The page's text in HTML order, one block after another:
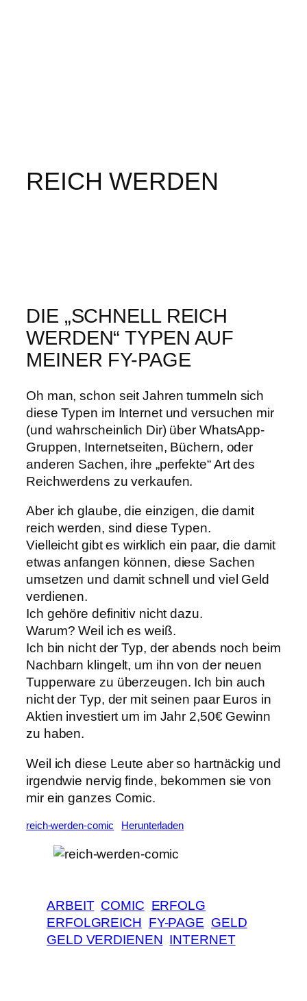
REICH WERDEN
DIE „SCHNELL REICH
WERDEN“ TYPEN AUF
MEINER FY-PAGE
Oh man, schon seit Jahren tummeln sich
diese Typen im Internet und versuchen mir
(und wahrscheinlich Dir) über WhatsApp-
Gruppen, Internetseiten, Büchern, oder
anderen Sachen, ihre „perfekte“ Art des
Reichwerdens zu verkaufen.
Aber ich glaube, die einzigen, die damit
reich werden, sind diese Typen.
Vielleicht gibt es wirklich ein paar, die damit
etwas anfangen können, diese Sachen
umsetzen und damit schnell und viel Geld
verdienen.
Ich gehöre definitiv nicht dazu.
Warum? Weil ich es weiß.
Ich bin nicht der Typ, der abends noch beim
Nachbarn klingelt, um ihn von der neuen
Tupperware zu überzeugen. Ich bin auch
nicht der Typ, der mit seinen paar Euros in
Aktien investiert um im Jahr 2,50€ Gewinn
zu haben.
Weil ich diese Leute aber so hartnäckig und
irgendwie nervig finde, bekommen sie von
mir ein ganzes Comic.
reich-werden-comic Herunterladen
ARBEIT COMIC ERFOLG
ERFOLGREICH FY-PAGE GELD
GELD VERDIENEN INTERNET